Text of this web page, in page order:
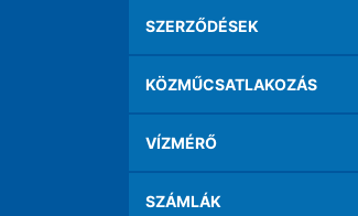
SZERZŐDÉSEK
KÖZMŰCSATLAKOZÁS
VÍZMÉRŐ
SZÁMLÁK